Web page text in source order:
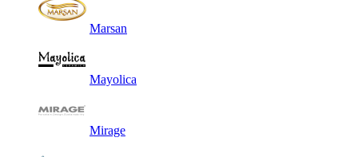
Marsan
Mayolica
Mirage